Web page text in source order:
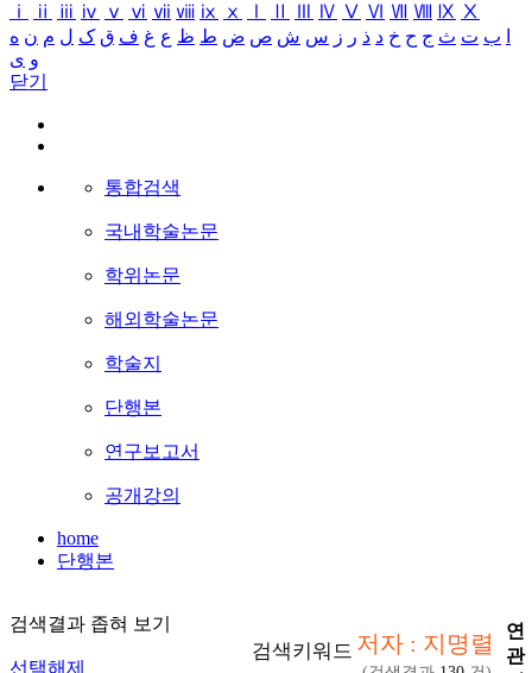
ⅰ
ⅱ ⅲ ⅳ ⅴ ⅵ ⅶ ⅷ ⅸ ⅹ Ⅳ Ⅴ Ⅵ Ⅶ Ⅷ Ⅸ Ⅹ
ب ت ث ج ح خ د ذ ر ز س ش ص ض ط ظ ع غ ف ق ک ل م ن ه
و ی
닫기
통합검색
국내학술논문
학위논문
해외학술논문
학술지
단행본
연구보고서
공개강의
home
단행본
검색결과 좁혀 보기
선택해제
검색키워드 저자 : 지명렬
연
관